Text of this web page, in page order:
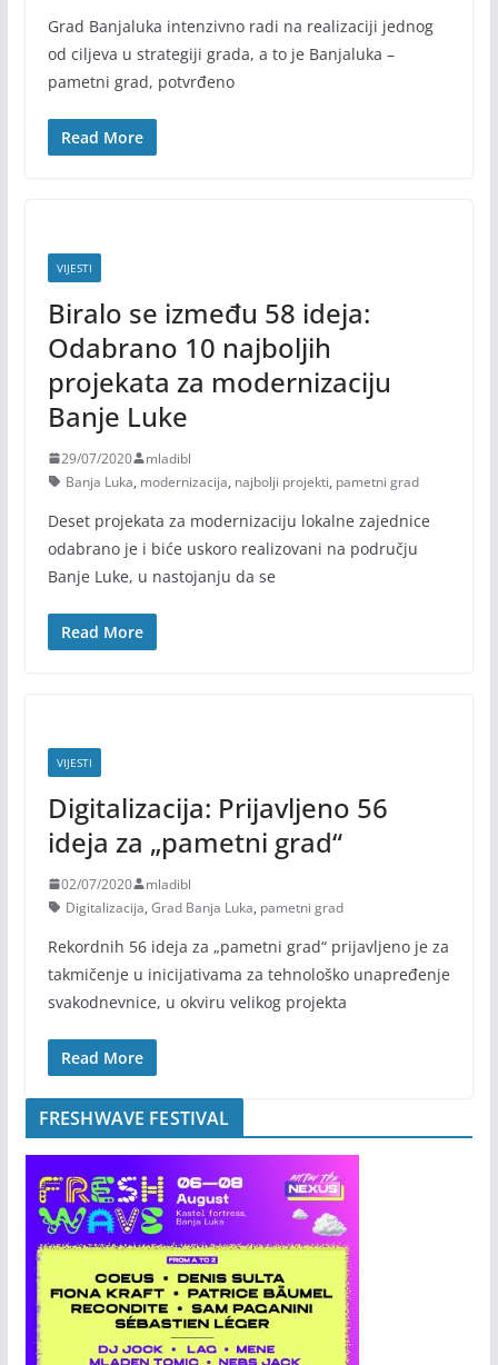
Grad Banjaluka intenzivno radi na realizaciji jednog
od ciljeva u strategiji grada, a to je Banjaluka –
pametni grad, potvrđeno
Read More
VIJESTI
Biralo se između 58 ideja:
Odabrano 10 najboljih
projekata za modernizaciju
Banje Luke
29/07/2020
mladibl
Banja Luka, modernizacija, najbolji projekti, pametni grad
Deset projekata za modernizaciju lokalne zajednice
odabrano je i biće uskoro realizovani na području
Banje Luke, u nastojanju da se
Read More
VIJESTI
Digitalizacija: Prijavljeno 56
ideja za „pametni grad“
02/07/2020
mladibl
Digitalizacija, Grad Banja Luka, pametni grad
Rekordnih 56 ideja za „pametni grad“ prijavljeno je za
takmičenje u inicijativama za tehnološko unapređenje
svakodnevnice, u okviru velikog projekta
Read More
FRESHWAVE FESTIVAL